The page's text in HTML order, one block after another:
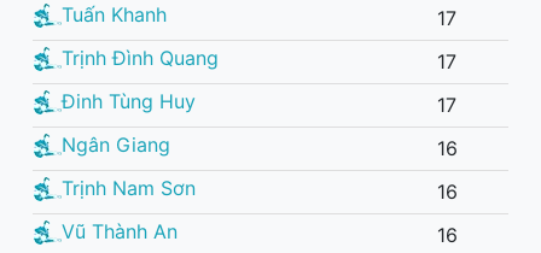
Tuấn Khanh
17
Trịnh Đình Quang
17
Đinh Tùng Huy
17
Ngân Giang
16
Trịnh Nam Sơn
16
Vũ Thành An
16